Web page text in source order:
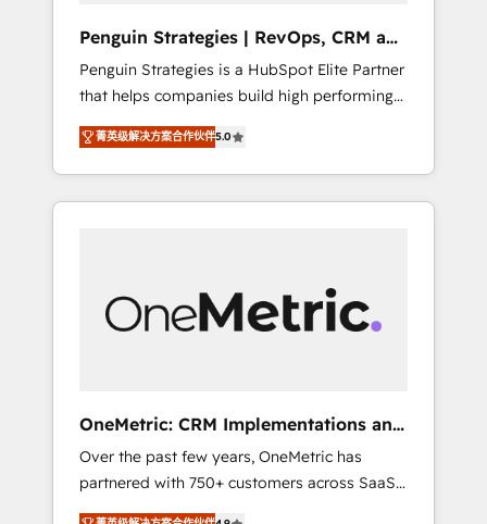
Pas pour remplacer l'humain, mais pour
l'augmenter. Chez Ideagency, nous
accompagnons cette transformation. D'abord
les fondations : des données unifiées, des
processus alignés. Ensuite l'augmentation :
l'IA là où elle crée de la valeur. Et surtout :
l'humain qui reste au centre. Parce que la
Penguin Strategies | RevOps, CRM and
AI
Penguin Strategies is a HubSpot Elite Partner
that helps companies build high performing
revenue operations across complex sales
cycles, multi system environments and global
SaaS or manufacturing teams. Trusted by
leading enterprises and fast growing scale
architecture 🔗 CRM migrations & End to end
integrations 🤖 AI workflows & enrichment 📘
rely on for scalable revenue insights.
菁英级解决方案合作伙伴5.0
OneMetric: CRM Implementations and
GTM engineering
Over the past few years, OneMetric has
partnered with 750+ customers across SaaS,
fintech, healthcare, real estate, and other